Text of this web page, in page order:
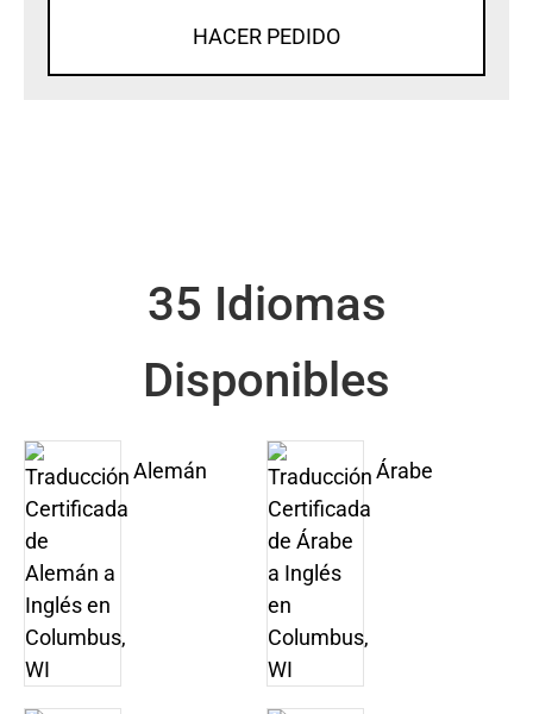
HACER PEDIDO
35 Idiomas
Disponibles
Alemán Árabe